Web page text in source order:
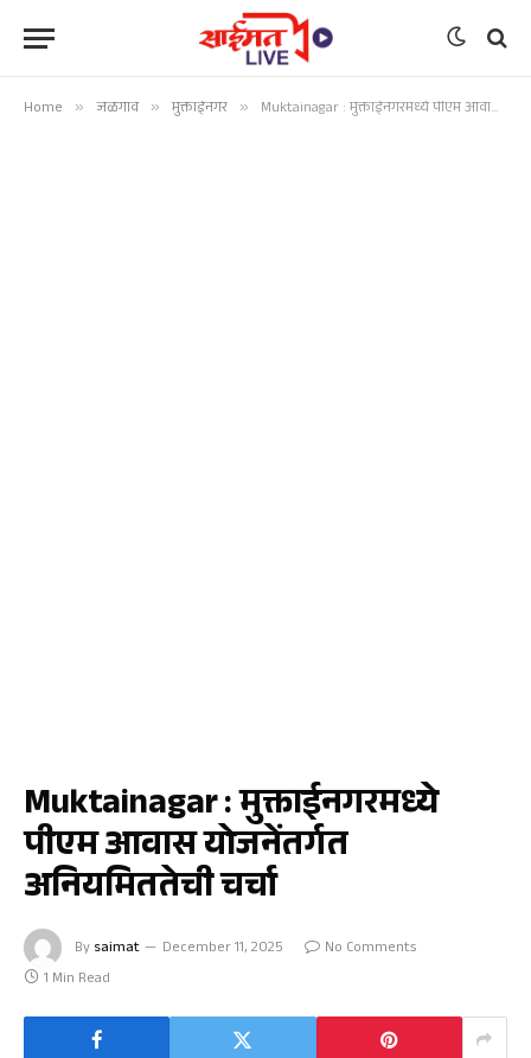
Home » जळगाव » मुक्ताईनगर » Muktainagar : मुक्ताईनगरमध्ये पीएम आवास योजनेंतर्गत अनियमिततेची चर्चा
Muktainagar : मुक्ताईनगरमध्ये
पीएम आवास योजनेंतर्गत
अनियमिततेची चर्चा
By saimat December 11, 2025
No Comments
1 Min Read